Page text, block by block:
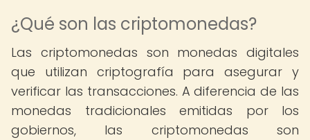
¿Qué son las criptomonedas?
Las criptomonedas son monedas digitales
que utilizan criptografía para asegurar y
verificar las transacciones. A diferencia de las
monedas tradicionales emitidas por los
gobiernos, las criptomonedas son